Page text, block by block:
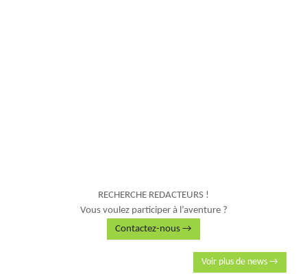
RECHERCHE REDACTEURS !
Vous voulez participer à l’aventure ?
Contactez-nous →
Voir plus de news →